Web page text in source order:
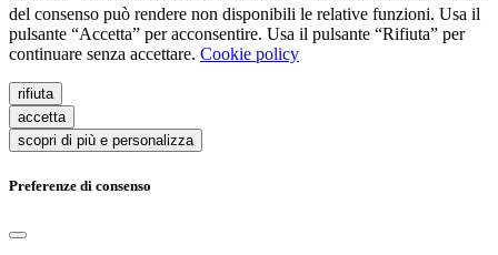
del consenso può rendere non disponibili le relative funzioni. Usa il
pulsante “Accetta” per acconsentire. Usa il pulsante “Rifiuta” per
continuare senza accettare. Cookie policy
rifiuta
accetta
scopri di più e personalizza
Preferenze di consenso